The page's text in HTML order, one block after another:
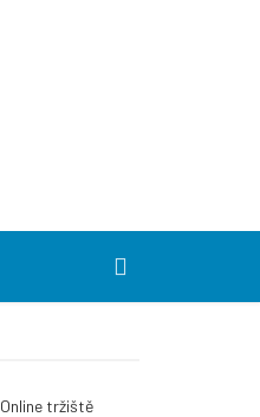
Online tržiště